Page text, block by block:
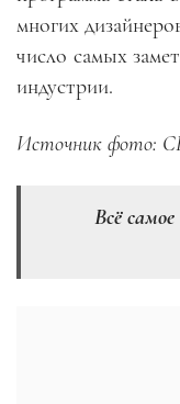
многих
число самых
индустрии.
Источник фото:
Всё